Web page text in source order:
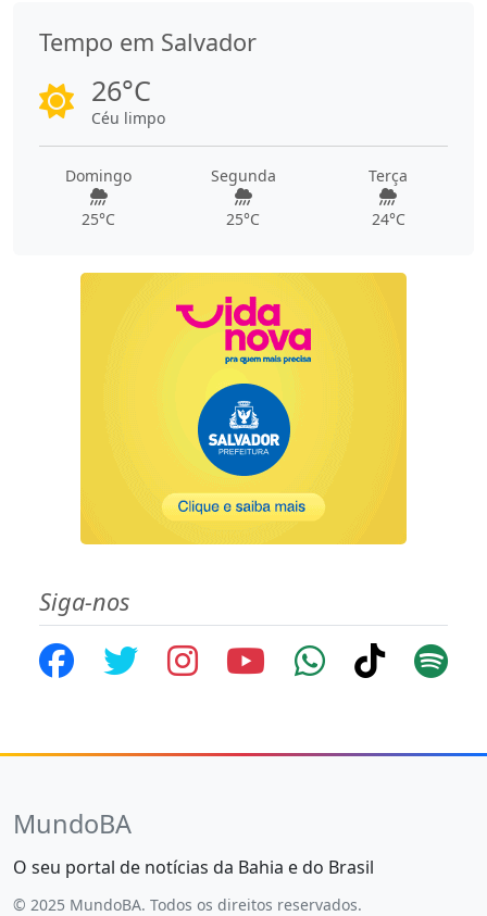
Tempo em Salvador
26°C
Céu limpo
Domingo
25°C
Segunda
25°C
Terça
24°C
Siga-nos
MundoBA
O seu portal de notícias da Bahia e do Brasil
© 2025 MundoBA. Todos os direitos reservados.